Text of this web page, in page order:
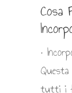
Cosa
•
tutti i